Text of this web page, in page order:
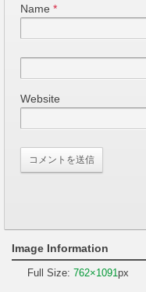
Name *
Website
Image Information
Full Size: 762×1091 px